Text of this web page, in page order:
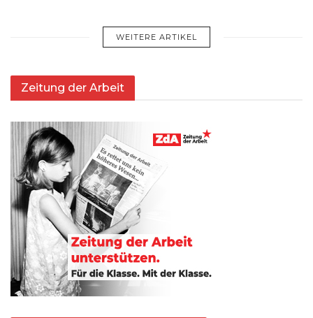
WEITERE ARTIKEL
Zeitung der Arbeit